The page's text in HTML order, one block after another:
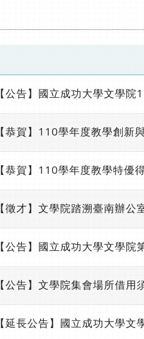
【公告】國立成功大學文學
【恭賀】110學年度教學創新
【恭賀】110學年度教學特優
【徵才】文學院踏溯臺南辦公
【公告】國立成功大學文學
【公告】文學院集會場所借
【延長公告】國立成功大學